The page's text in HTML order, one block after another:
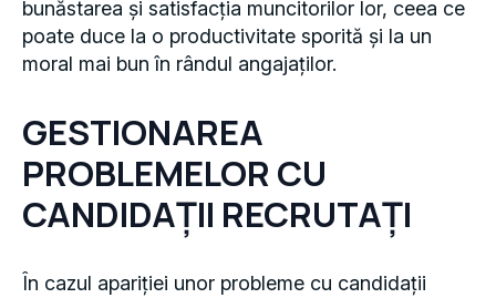
bunăstarea și satisfacția muncitorilor lor, ceea ce
poate duce la o productivitate sporită și la un
moral mai bun în rândul angajaților.
GESTIONAREA
PROBLEMELOR CU
CANDIDAȚII RECRUTAȚI
În cazul apariției unor probleme cu candidații